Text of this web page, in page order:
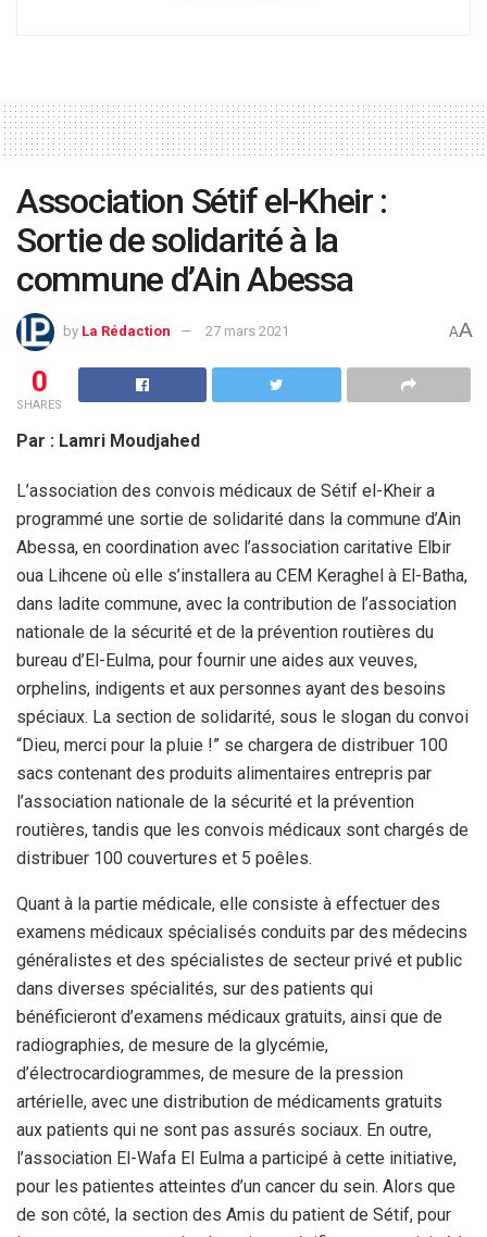
Association Sétif el-Kheir :
Sortie de solidarité à la
commune d’Ain Abessa
by La Rédaction 27 mars 2021 AA
0
SHARES
Par : Lamri Moudjahed
L’association des convois médicaux de Sétif el-Kheir a
programmé une sortie de solidarité dans la commune d’Ain
Abessa, en coordination avec l’association caritative Elbir
oua Lihcene où elle s’installera au CEM Keraghel à El-Batha,
dans ladite commune, avec la contribution de l’association
nationale de la sécurité et de la prévention routières du
bureau d’El-Eulma, pour fournir une aides aux veuves,
orphelins, indigents et aux personnes ayant des besoins
spéciaux. La section de solidarité, sous le slogan du convoi
“Dieu, merci pour la pluie !” se chargera de distribuer 100
sacs contenant des produits alimentaires entrepris par
l’association nationale de la sécurité et la prévention
routières, tandis que les convois médicaux sont chargés de
distribuer 100 couvertures et 5 poêles.
Quant à la partie médicale, elle consiste à effectuer des
examens médicaux spécialisés conduits par des médecins
généralistes et des spécialistes de secteur privé et public
dans diverses spécialités, sur des patients qui
bénéficieront d’examens médicaux gratuits, ainsi que de
radiographies, de mesure de la glycémie,
d’électrocardiogrammes, de mesure de la pression
artérielle, avec une distribution de médicaments gratuits
aux patients qui ne sont pas assurés sociaux. En outre,
l’association El-Wafa El Eulma a participé à cette initiative,
pour les patientes atteintes d’un cancer du sein. Alors que
de son côté, la section des Amis du patient de Sétif, pour